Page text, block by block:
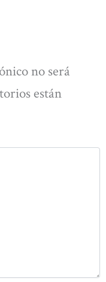
no será
están